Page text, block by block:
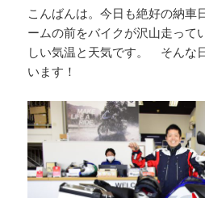
こんばんは。今日も絶好の納車
ームの前をバイクが沢山走って
しい気温と天気です。 そんな
います！